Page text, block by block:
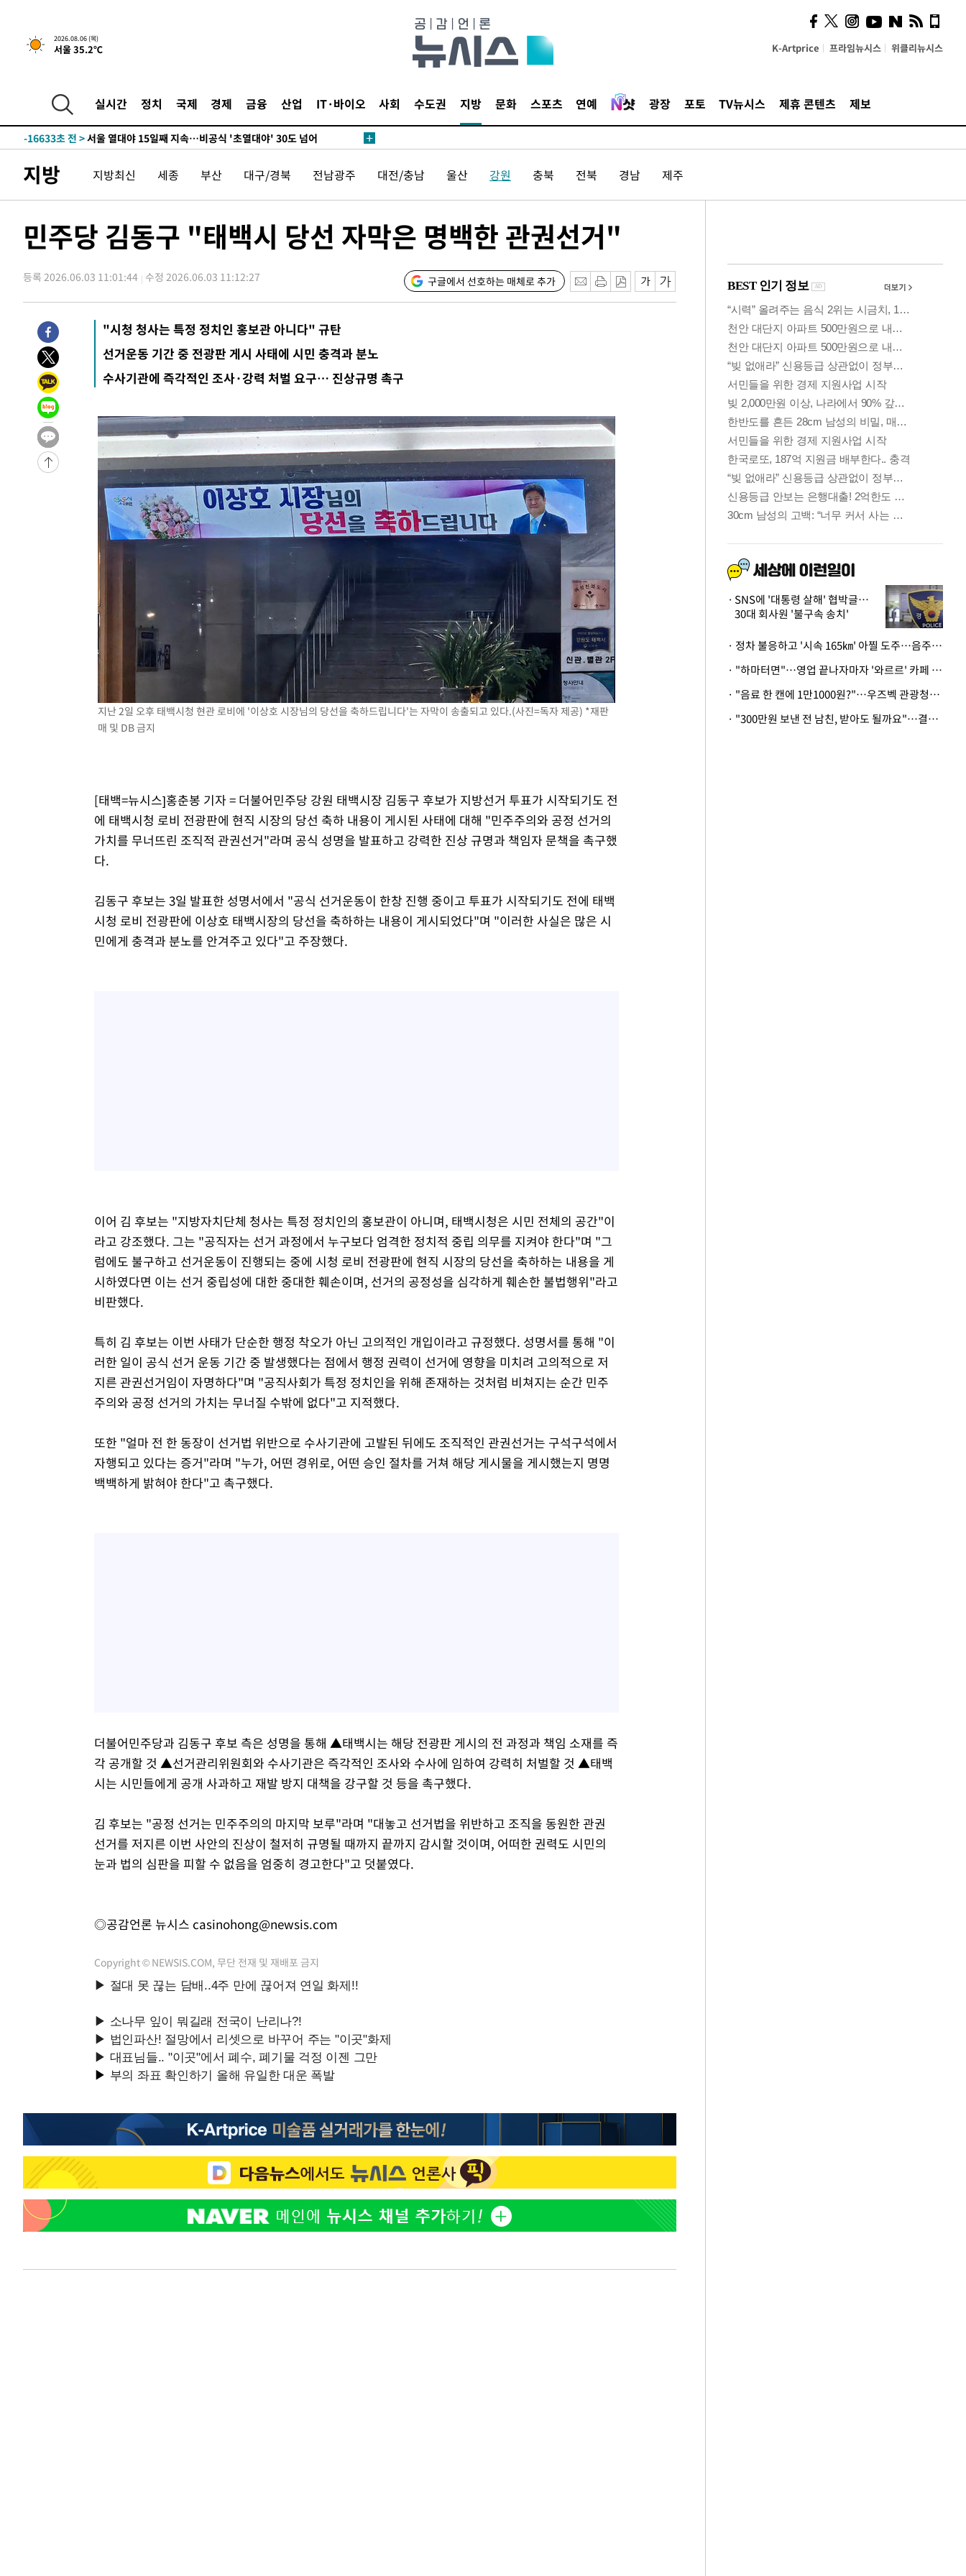
2026.08.06 (목)
서울 35.2℃ K-Artprice 프라임뉴시스 위클리뉴시스
실시간 정치 국제 경제 금융 산업 IT·바이오 사회 수도권 지방 문화 스포츠 연예 광장 포토 TV뉴시스 제휴 콘텐츠 제보
-21923초 전 >[속보]산업장관 "李정부, 원전 반대 안해…안정 전력 위해 불가피"
-20620초 전 >[속보]경찰, '홍명보 선임 논란' 대한축구협회·축구회관 등 압수수
-19800초 전 >
[속보]코스피 매도사이드카 발동…4%대 급락
-19072초 전 >
-16633초 전 >서울 열대야 15일째 지속…비공식 '초열대야' 30도 넘어
-15183초 전 >
[속보]코스피, 119.51포인트(1.81%) 내린 6478.75 개장
-11630초 전 >6월 경상수지 497.3억 달러…두 달 연속 사상 최대
-8943초 전 >미 워싱턴주 스포캔 시의 통제불능 3개 산불, 방화선 일부 구축
우 0.49%↑
8분 전 >[속보] 이란 대통령 "지금 최고지도자와 소통하기가 매우 어려워" 취임 3
4시간 전 >[속보] "이란-오만, 호르무즈 해협 통행 항로 합의" 이란 외무부 대변인
-25808초 전 >
내일까지 39도 '펄펄'…기상청 "태풍 지나며 폭염 잠시 꺾인다"
-25445초 전 >
트럼프, 한국계 진보 주지사 후보 맹공…"공산주의가 최대 위협"
-25423초 전 >
"美간섭에 합의 지연"…트럼프, '이란 호르무즈 통제권' 수용할까
-21943초 전 >
[속보]산업장관 "李정부, 원전 반대 안해…안정 전력 위해 불가피"
-20640초 전 >
-20027초 전 >
[속보]산업장관 "美무역법 제301조 과잉생산 결과 발표 8월 중 예
-19820초 전 >
[속보]코스피 매도사이드카 발동…4%대 급락
-19092초 전 >
[속보]전남광주 초대 시민추천 부시장에 백승주·윤난실
서울 열대야 15일째 지속…비공식 '초열대야' 30도 넘어
[속보]코스닥, 2.15포인트(0.27%) 내린 797.44 출발
[속보]코스피, 119.51포인트(1.81%) 내린 6478.75 개장
6월 경상수지 497.3억 달러…두 달 연속 사상 최대
서울 낮 39도 '폭염중대경보'…40도 관측 가능성도
미 워싱턴주 스포캔 시의 통제불능 3개 산불, 방화선 일부 구축
[속보] 호르무즈 해협 이란-오만 협상 기대속 뉴욕증시 혼조 마감 다
[속보] 이란 대통령 "지금 최고지도자와 소통하기가 매우 어려워" 취임 3
[속보] "이란-오만, 호르무즈 해협 통행 항로 합의" 이란 외무부 대변인
지방 지방최신 세종 부산 대구/경북 전남광주 대전/충남 울산 강원 충북 전북 경남 제주
민주당 김동구 "태백시 당선 자막은 명백한 관권선거"
등록 2026.06.03 11:01:44 수정 2026.06.03 11:12:27 구글에서 선호하는 매체로 추가
"시청 청사는 특정 정치인 홍보관 아니다" 규탄
선거운동 기간 중 전광판 게시 사태에 시민 충격과 분노
수사기관에 즉각적인 조사·강력 처벌 요구… 진상규명 촉구
지난 2일 오후 태백시청 현관 로비에 '이상호 시장님의 당선을 축하드립니다'는 자막이 송출되고 있다.(사진=독자 제공) *재판
매 및 DB 금지
[태백=뉴시스]홍춘봉 기자 = 더불어민주당 강원 태백시장 김동구 후보가 지방선거 투표가 시작되기도 전
에 태백시청 로비 전광판에 현직 시장의 당선 축하 내용이 게시된 사태에 대해 "민주주의와 공정 선거의
가치를 무너뜨린 조직적 관권선거"라며 공식 성명을 발표하고 강력한 진상 규명과 책임자 문책을 촉구했
다.
김동구 후보는 3일 발표한 성명서에서 "공식 선거운동이 한창 진행 중이고 투표가 시작되기도 전에 태백
시청 로비 전광판에 이상호 태백시장의 당선을 축하하는 내용이 게시되었다"며 "이러한 사실은 많은 시
민에게 충격과 분노를 안겨주고 있다"고 주장했다.
이어 김 후보는 "지방자치단체 청사는 특정 정치인의 홍보관이 아니며, 태백시청은 시민 전체의 공간"이
라고 강조했다. 그는 "공직자는 선거 과정에서 누구보다 엄격한 정치적 중립 의무를 지켜야 한다"며 "그
럼에도 불구하고 선거운동이 진행되는 중에 시청 로비 전광판에 현직 시장의 당선을 축하하는 내용을 게
시하였다면 이는 선거 중립성에 대한 중대한 훼손이며, 선거의 공정성을 심각하게 훼손한 불법행위"라고
비판했다.
특히 김 후보는 이번 사태가 단순한 행정 착오가 아닌 고의적인 개입이라고 규정했다. 성명서를 통해 "이
러한 일이 공식 선거 운동 기간 중 발생했다는 점에서 행정 권력이 선거에 영향을 미치려 고의적으로 저
지른 관권선거임이 자명하다"며 "공직사회가 특정 정치인을 위해 존재하는 것처럼 비쳐지는 순간 민주
주의와 공정 선거의 가치는 무너질 수밖에 없다"고 지적했다.
또한 "얼마 전 한 동장이 선거법 위반으로 수사기관에 고발된 뒤에도 조직적인 관권선거는 구석구석에서
자행되고 있다는 증거"라며 "누가, 어떤 경위로, 어떤 승인 절차를 거쳐 해당 게시물을 게시했는지 명명
백백하게 밝혀야 한다"고 촉구했다.
더불어민주당과 김동구 후보 측은 성명을 통해 ▲태백시는 해당 전광판 게시의 전 과정과 책임 소재를 즉
각 공개할 것 ▲선거관리위원회와 수사기관은 즉각적인 조사와 수사에 임하여 강력히 처벌할 것 ▲태백
시는 시민들에게 공개 사과하고 재발 방지 대책을 강구할 것 등을 촉구했다.
김 후보는 "공정 선거는 민주주의의 마지막 보루"라며 "대놓고 선거법을 위반하고 조직을 동원한 관권
선거를 저지른 이번 사안의 진상이 철저히 규명될 때까지 끝까지 감시할 것이며, 어떠한 권력도 시민의
눈과 법의 심판을 피할 수 없음을 엄중히 경고한다"고 덧붙였다.
◎공감언론 뉴시스 casinohong@newsis.com
Copyright © NEWSIS.COM, 무단 전재 및 재배포 금지
계…'고급 가요'의 주체적
영토
SNS에 '대통령 살해' 협박글…
30대 회사원 '불구속 송치'
· 정차 불응하고 '시속 165㎞' 아찔 도주…음주운전자 체포
· "하마터면"…영업 끝나자마자 '와르르' 카페 테라스 덮친 대리석 외벽
· "음료 한 캔에 1만1000원?"…우즈벡 관광청까지 나섰다, 유튜버 폭로 후폭풍
· "300만원 보낸 전 남친, 받아도 될까요"…결혼 앞둔 예비신부의 뜻밖 고충